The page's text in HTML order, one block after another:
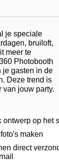
je speciale
bruiloft,
meer te
Photobooth
je gasten in de
Deze trend is
van jouw party.
ontwerp op het
maken
direct